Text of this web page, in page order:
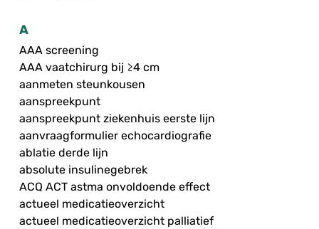
A
AAA screening
AAA vaatchirurg bij ≥4 cm
aanmeten steunkousen
aanspreekpunt
aanspreekpunt ziekenhuis eerste lijn
aanvraagformulier echocardiografie
ablatie derde lijn
absolute insulinegebrek
ACQ ACT astma onvoldoende effect
actueel medicatieoverzicht
actueel medicatieoverzicht palliatief